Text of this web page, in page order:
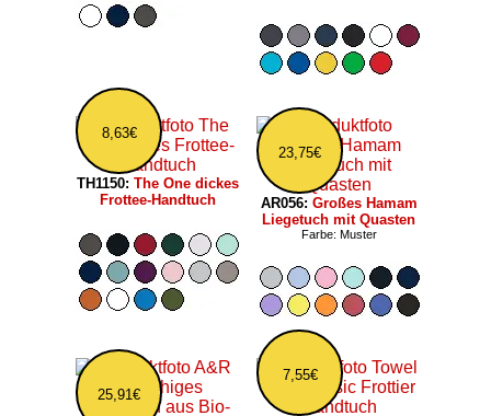
8,63€
TH1150: The One dickes
Frottee-Handtuch
23,75€
AR056: Großes Hamam
Liegetuch mit Quasten
Farbe: Muster
25,91€
7,55€